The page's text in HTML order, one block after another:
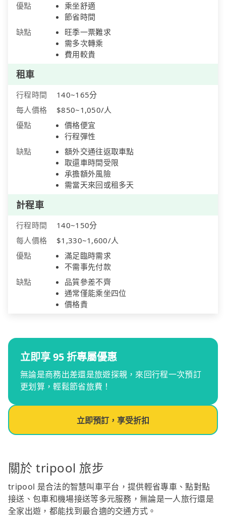
優點
乘坐舒適
節省時間
缺點
旺季一票難求
需多次轉乘
費用較貴
租車
行程時間
140~165分
每人價格
$850~1,050/人
優點
價格便宜
行程彈性
缺點
額外交通往返取車點
取還車時間受限
承擔額外風險
需當天來回或租多天
計程車
行程時間
140~150分
每人價格
$1,330~1,600/人
優點
滿足臨時需求
不需事先付款
缺點
品質參差不齊
通常僅能乘坐四位
價格貴
立即享 95 折專屬優惠
無論是商務出差還是旅遊探親，來回行程一次預訂
更划算，輕鬆節省旅費！
立即預訂，享受折扣
關於 tripool 旅步
tripool 是合法的智慧叫車平台，提供輕省專車、點對點
接送、包車和機場接送等多元服務，無論是一人旅行還是
全家出遊，都能找到最合適的交通方式。